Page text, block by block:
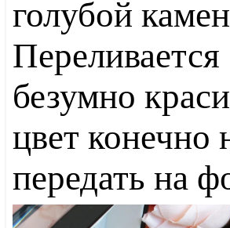
голубой
Переливается
безумно
цвет конечно
передать на